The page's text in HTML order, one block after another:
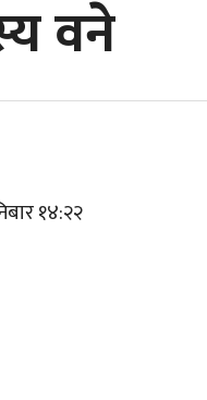
वने
१४:२२